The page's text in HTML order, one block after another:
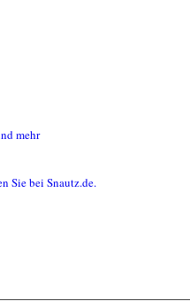
mehr
Sie bei Snautz.de.